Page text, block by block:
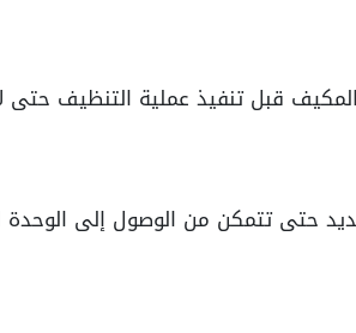
قبل تنفيذ عملية التنظيف حتى
حتى تتمكن من الوصول إلى الوحدة